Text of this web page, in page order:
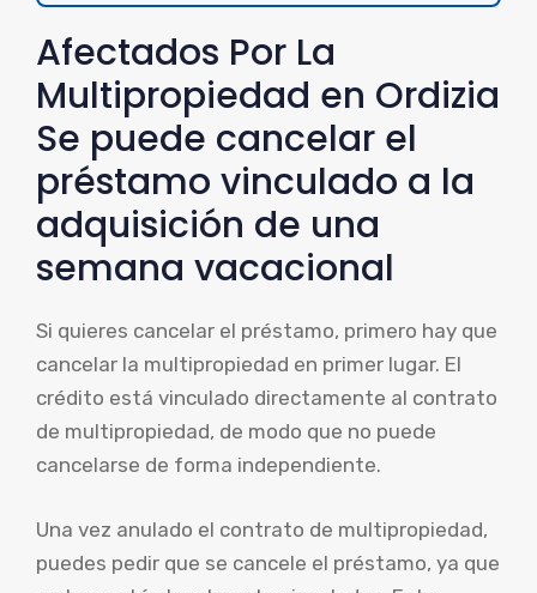
Afectados Por La
Multipropiedad en Ordizia
Se puede cancelar el
préstamo vinculado a la
adquisición de una
semana vacacional
Si quieres cancelar el préstamo, primero hay que
cancelar la multipropiedad en primer lugar. El
crédito está vinculado directamente al contrato
de multipropiedad, de modo que no puede
cancelarse de forma independiente.
Una vez anulado el contrato de multipropiedad,
puedes pedir que se cancele el préstamo, ya que